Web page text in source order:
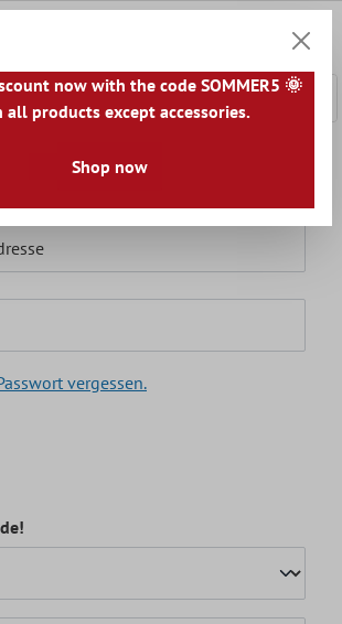
vergessen.
Informationen
now with the code SOMMER5 🌞
all products except accessories.
Shop now